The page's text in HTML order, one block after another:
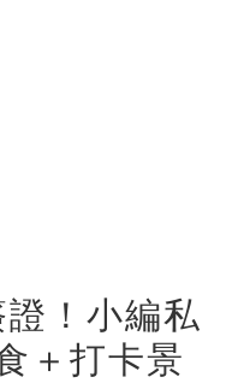
！小編私
＋打卡景